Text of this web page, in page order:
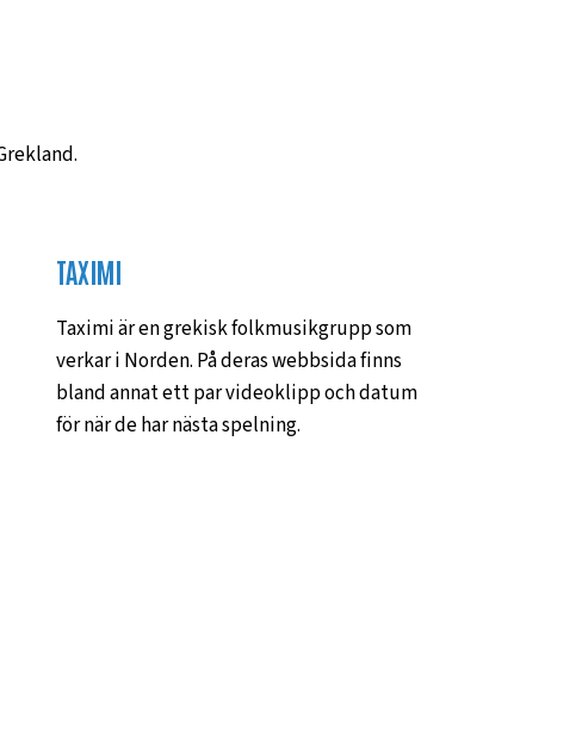
TAXIMI
Taximi är en grekisk folkmusikgrupp som
verkar i Norden. På deras webbsida finns
bland annat ett par videoklipp och datum
för när de har nästa spelning.